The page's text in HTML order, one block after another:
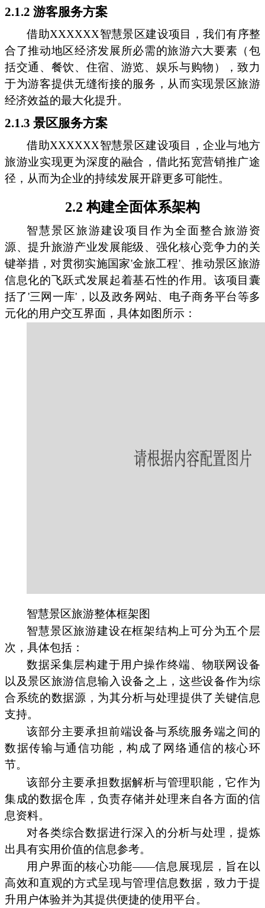
2.1.2 游客服务方案
借助XXXXXX智慧景区建设项目，我们有序整
合了推动地区经济发展所必需的旅游六大要素（包
括交通、餐饮、住宿、游览、娱乐与购物），致力
于为游客提供无缝衔接的服务，从而实现景区旅游
经济效益的最大化提升。
2.1.3 景区服务方案
借助XXXXXX智慧景区建设项目，企业与地方
旅游业实现更为深度的融合，借此拓宽营销推广途
径，从而为企业的持续发展开辟更多可能性。
2.2 构建全面体系架构
智慧景区旅游建设项目作为全面整合旅游资
源、提升旅游产业发展能级、强化核心竞争力的关
键举措，对贯彻实施国家'金旅工程'、推动景区旅游
信息化的飞跃式发展起着基石性的作用。该项目囊
括了'三网一库'，以及政务网站、电子商务平台等多
元化的用户交互界面，具体如图所示：
智慧景区旅游整体框架图
智慧景区旅游建设在框架结构上可分为五个层
次，具体包括：
数据采集层构建于用户操作终端、物联网设备
以及景区旅游信息输入设备之上，这些设备作为综
合系统的数据源，为其分析与处理提供了关键信息
支持。
该部分主要承担前端设备与系统服务端之间的
数据传输与通信功能，构成了网络通信的核心环
节。
该部分主要承担数据解析与管理职能，它作为
集成的数据仓库，负责存储并处理来自各方面的信
息资料。
对各类综合数据进行深入的分析与处理，提炼
出具有实用价值的信息参考。
用户界面的核心功能——信息展现层，旨在以
高效和直观的方式呈现与管理信息数据，致力于提
升用户体验并为其提供便捷的使用平台。